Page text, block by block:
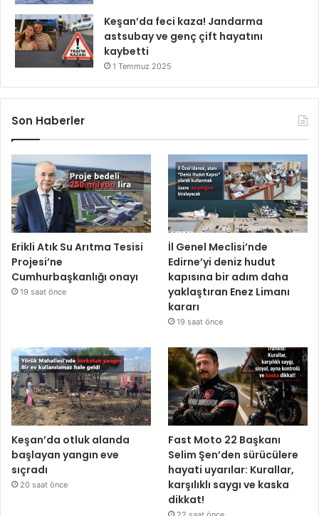
Keşan’da feci kaza! Jandarma
astsubay ve genç çift hayatını
kaybetti
1 Temmuz 2025
Son Haberler
Erikli Atık Su Arıtma Tesisi
Projesi’ne
Cumhurbaşkanlığı onayı
19 saat önce
İl Genel Meclisi’nde
Edirne’yi deniz hudut
kapısına bir adım daha
yaklaştıran Enez Limanı
kararı
19 saat önce
Keşan’da otluk alanda
başlayan yangın eve
sıçradı
20 saat önce
Fast Moto 22 Başkanı
Selim Şen’den sürücülere
hayati uyarılar: Kurallar,
karşılıklı saygı ve kaska
dikkat!